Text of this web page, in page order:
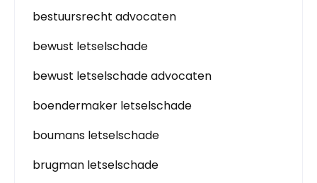
bestuursrecht advocaten
bewust letselschade
bewust letselschade advocaten
boendermaker letselschade
boumans letselschade
brugman letselschade